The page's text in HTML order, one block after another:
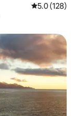
レビュー128
5.0 (128)